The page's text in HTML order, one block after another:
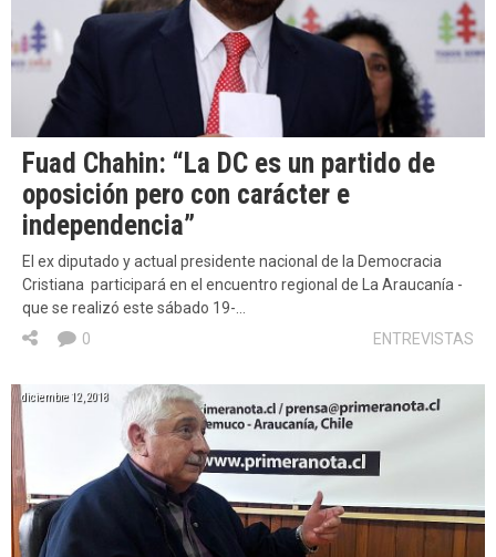
Fuad Chahin: “La DC es un partido de
oposición pero con carácter e
independencia”
El ex diputado y actual presidente nacional de la Democracia
Cristiana participará en el encuentro regional de La Araucanía -
que se realizó este sábado 19-…
ENTREVISTAS
0
diciembre 12, 2018